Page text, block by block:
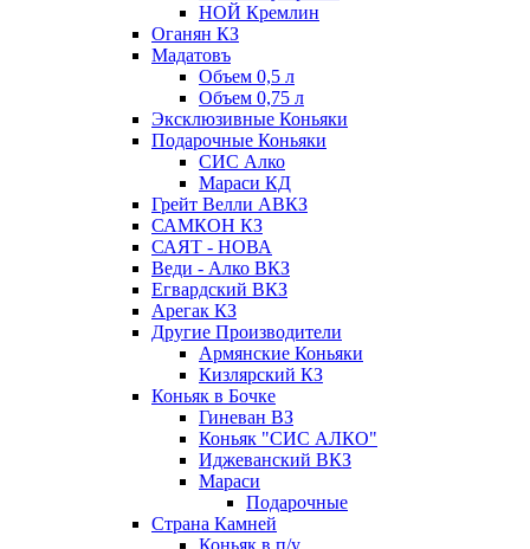
НОЙ Кремлин
Оганян КЗ
Мадатовъ
Объем 0,5 л
Объем 0,75 л
Эксклюзивные Коньяки
Подарочные Коньяки
СИС Алко
Мараси КД
Грейт Велли АВКЗ
САМКОН КЗ
САЯТ - НОВА
Веди - Алко ВКЗ
Егвардский ВКЗ
Арегак КЗ
Другие Производители
Армянские Коньяки
Кизлярский КЗ
Коньяк в Бочке
Гиневан ВЗ
Коньяк "СИС АЛКО"
Иджеванский ВКЗ
Мараси
Подарочные
Страна Камней
Коньяк в п/у